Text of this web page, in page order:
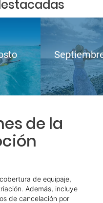
de la
de equipaje,
Además, incluye
de cancelación por